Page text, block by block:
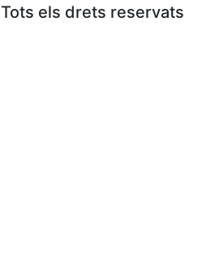
Tots els drets reservats